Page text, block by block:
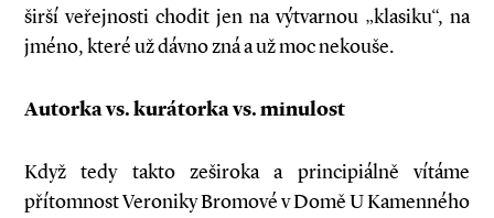
širší veřejnosti chodit jen na výtvarnou „klasiku“, na
jméno, které už dávno zná a už moc nekouše.
Autorka vs. kurátorka vs. minulost
Když tedy takto zeširoka a principiálně vítáme
přítomnost Veroniky Bromové v Domě U Kamenného